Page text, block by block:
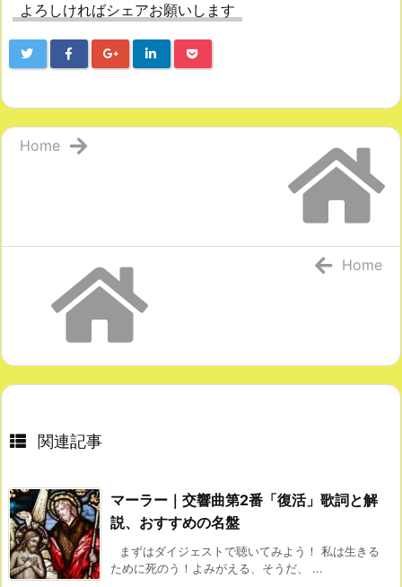
よろしければシェアお願いします
Home
Home
関連記事
マーラー｜交響曲第2番「復活」歌詞と解
説、おすすめの名盤
まずはダイジェストで聴いてみよう！ 私は生きる
ために死のう！よみがえる、そうだ、 ...